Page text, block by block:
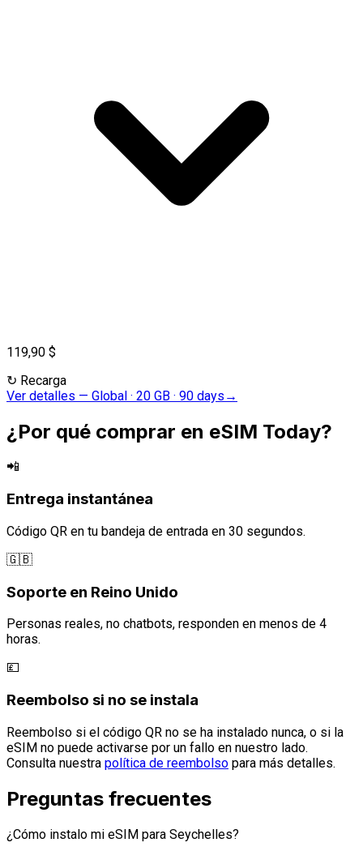
119,90 $
↻ Recarga
Ver detalles — Global · 20 GB · 90 days →
¿Por qué comprar en eSIM Today?
📲
Entrega instantánea
Código QR en tu bandeja de entrada en 30 segundos.
🇬🇧
Soporte en Reino Unido
Personas reales, no chatbots, responden en menos de 4
horas.
💷
Reembolso si no se instala
Reembolso si el código QR no se ha instalado nunca, o si la
eSIM no puede activarse por un fallo en nuestro lado.
Consulta nuestra política de reembolso para más detalles.
Preguntas frecuentes
¿Cómo instalo mi eSIM para Seychelles?